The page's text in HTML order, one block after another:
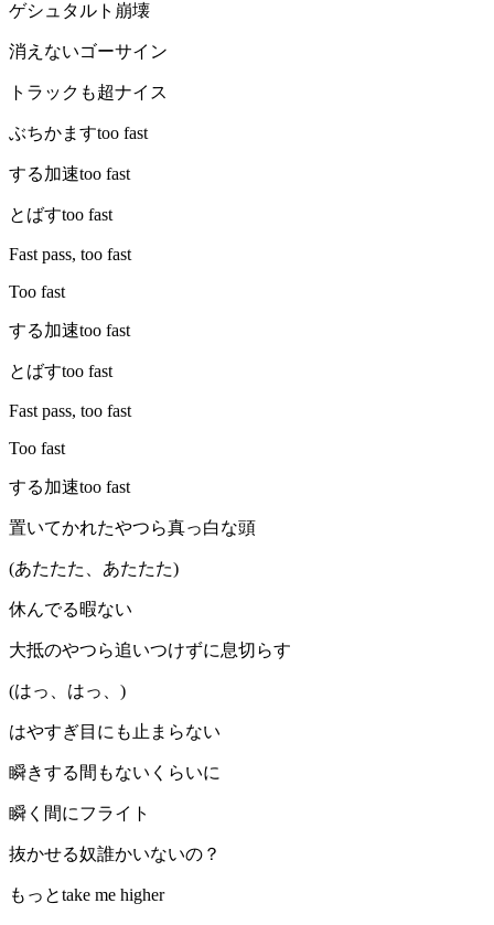
ゲシュタルト崩壊
消えないゴーサイン
トラックも超ナイス
ぶちかますtoo fast
する加速too fast
とばすtoo fast
Fast pass, too fast
Too fast
する加速too fast
とばすtoo fast
Fast pass, too fast
Too fast
する加速too fast
置いてかれたやつら真っ白な頭
(あたたた、あたたた)
休んでる暇ない
大抵のやつら追いつけずに息切らす
(はっ、はっ、)
はやすぎ目にも止まらない
瞬きする間もないくらいに
瞬く間にフライト
抜かせる奴誰かいないの？
もっとtake me higher